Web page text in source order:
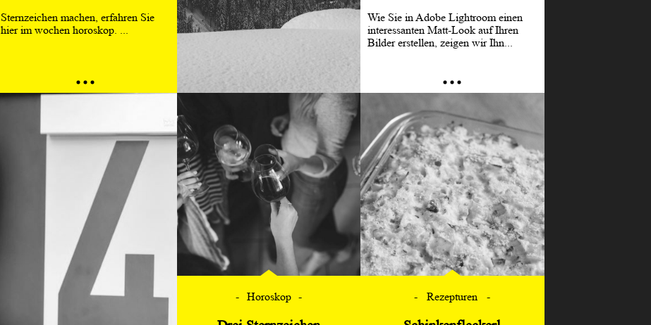
Sternzeichen machen, erfahren Sie
hier im wochen horoskop. ...
Wie Sie in Adobe Lightroom einen
interessanten Matt-Look auf Ihren
Bilder erstellen, zeigen wir Ihn...
Horoskop Rezepturen